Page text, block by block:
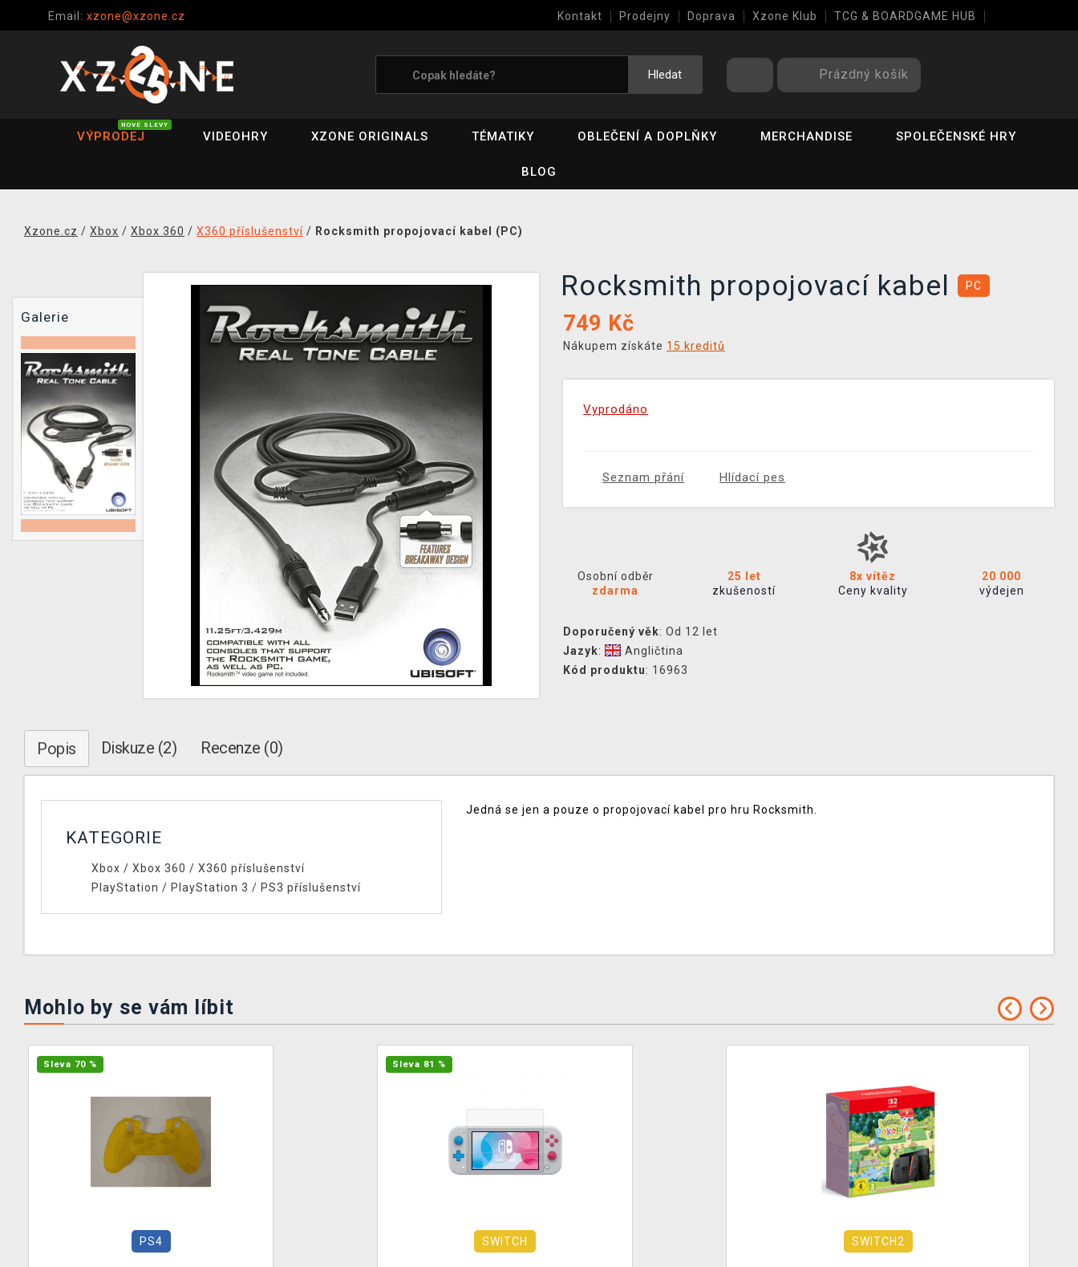
Email: xzone@xzone.cz Kontakt Prodejny Doprava Xzone Klub TCG & BOARDGAME HUB
Hledat Prázdný košík
VÝPRODEJ
NOVÉ SLEVY
VIDEOHRY XZONE ORIGINALS TÉMATIKY OBLEČENÍ A DOPLŇKY MERCHANDISE SPOLEČENSKÉ HRY
BLOG
Xzone.cz / Xbox / Xbox 360 / X360 příslušenství / Rocksmith propojovací kabel (PC)
Galerie
Rocksmith propojovací kabel PC
749 Kč
Nákupem získáte 15 kreditů
Vyprodáno
Seznam přání Hlídací pes
Osobní odběr
zdarma
25 let
zkušeností
8x vítěz
Ceny kvality
20 000
výdejen
Doporučený věk: Od 12 let
Jazyk:
Angličtina
Kód produktu: 16963
Popis Diskuze (2) Recenze (0)
KATEGORIE
Xbox / Xbox 360 / X360 příslušenství
PlayStation / PlayStation 3 / PS3 příslušenství
Jedná se jen a pouze o propojovací kabel pro hru Rocksmith.
Mohlo by se vám líbit
Sleva 70 %
PS4
Sleva 81 %
SWITCH SWITCH2